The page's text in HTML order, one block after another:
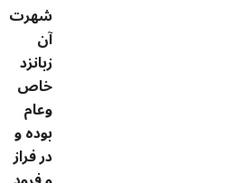
شهرت
آن
زبانزد
خاص
وعام
بوده و
در فراز